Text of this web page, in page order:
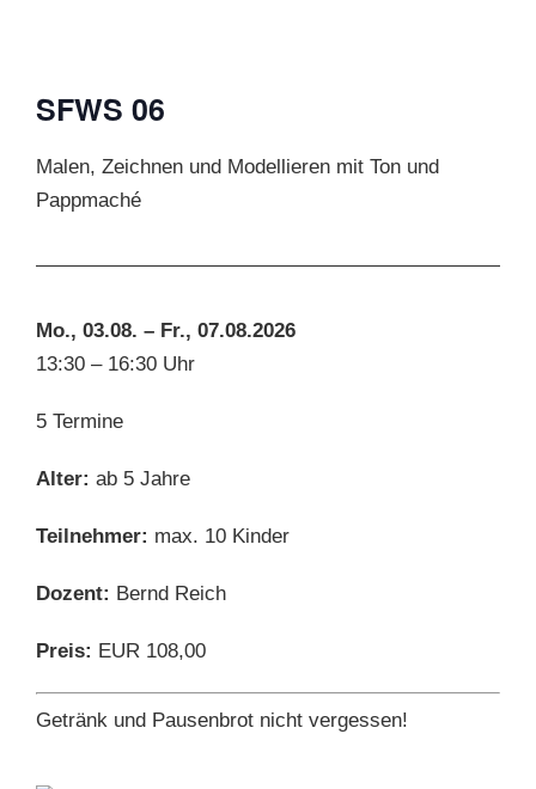
SFWS 06
Malen, Zeichnen und Modellieren mit Ton und
Pappmaché
Mo., 03.08. – Fr., 07.08.2026
13:30 – 16:30 Uhr
5 Termine
Alter: ab 5 Jahre
Teilnehmer: max. 10 Kinder
Dozent: Bernd Reich
Preis: EUR 108,00
Getränk und Pausenbrot nicht vergessen!